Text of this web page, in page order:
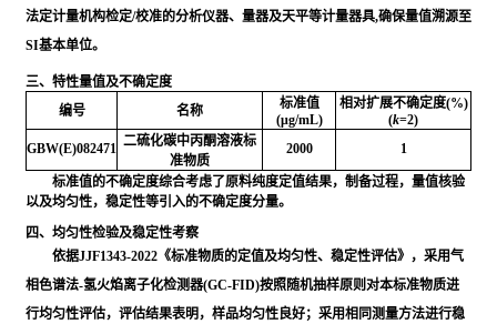
法定计量机构检定/校准的分析仪器、量器及天平等计量器具,确保量值溯源至
SI基本单位。
三、特性量值及不确定度
编号
名称
标准值
(μg/mL)
相对扩展不确定度(%)
(k=2)
GBW(E)082471 二硫化碳中丙酮溶液标
准物质
2000 1
标准值的不确定度综合考虑了原料纯度定值结果，制备过程，量值核验
以及均匀性，稳定性等引入的不确定度分量。
四、均匀性检验及稳定性考察
依据JJF1343-2022《标准物质的定值及均匀性、稳定性评估》，采用气
相色谱法-氢火焰离子化检测器(GC-FID)按照随机抽样原则对本标准物质进
行均匀性评估，评估结果表明，样品均匀性良好；采用相同测量方法进行稳